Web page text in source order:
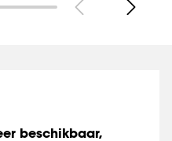
beschikbaar,